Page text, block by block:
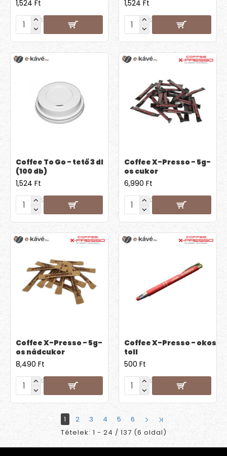
1,524 Ft
1,524 Ft
Coffee To Go - tető 3 dl
(100 db)
1,524 Ft
Coffee X-Presso - 5g-
os cukor
6,990 Ft
Coffee X-Presso - 5g-
os nádcukor
8,490 Ft
Coffee X-Presso - okos
toll
500 Ft
1 2 3 4 5
6
Tételek: 1 - 24 / 137 (6 oldal)